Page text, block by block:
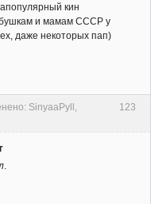
кин
и мамам СССР у
даже некоторых пап)
123
SinyaaPyll,
.